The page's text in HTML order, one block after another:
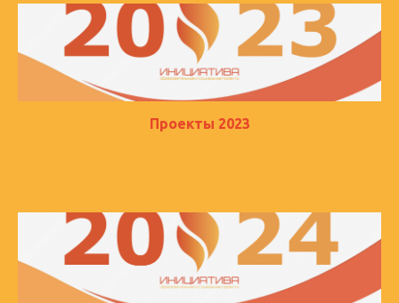
Проекты 2023